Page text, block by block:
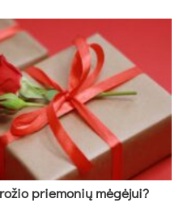
priemonių mėgėjui?